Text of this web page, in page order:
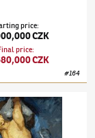
price:
CZK
price:
CZK
#164
(1882–1945)Sisyphus